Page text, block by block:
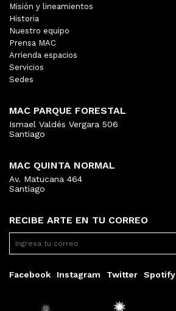
RECIBE ARTE EN TU CORREO
Facebook Instagram Twitter Spotify
Misión y lineamientos
Historia
Nuestro equipo
Prensa MAC
Arrienda espacios
Servicios
Sedes
MAC PARQUE FORESTAL
Ismael Valdés Vergara 506
Santiago
MAC QUINTA NORMAL
Av. Matucana 464
Santiago